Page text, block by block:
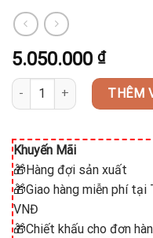
5.050.000 ₫
Xe đẩy hành lý inox mạTHÊM
Khuyến Mãi
🎁Hàng đợi sản xuất
🎁Giao hàng miễn phí
VNĐ
🎁Chiết khấu cho đơn